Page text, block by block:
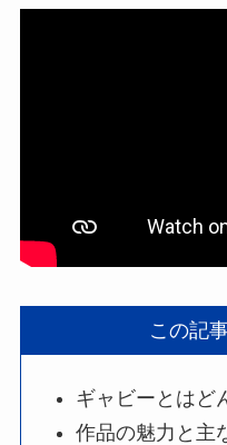
この記
ギャビーとはど
作品の魅力と主